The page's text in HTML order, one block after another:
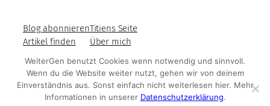
Blog abonnieren
Artikel finden
Titiens Seite
Über mich
© WeiterGen 2025 Impressum und Datenschutz
WeiterGen benutzt Cookies wenn notwendig und sinnvoll.
Wenn du die Website weiter nutzt, gehen wir von deinem
Einverständnis aus. Sonst einfach nicht weiterlesen hier. Mehr
Informationen in unserer Datenschutzerklärung.